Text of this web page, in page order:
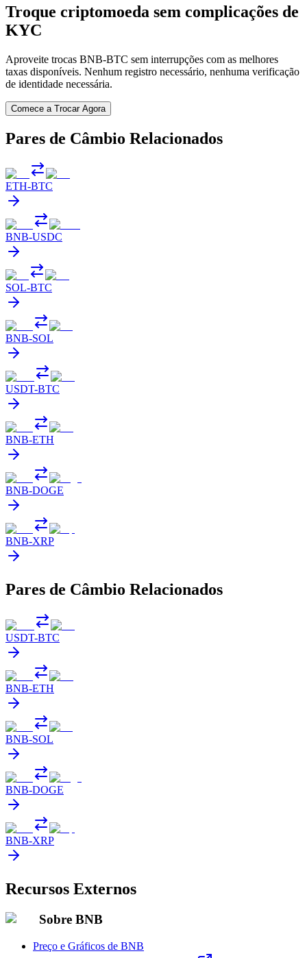
Troque criptomoeda sem complicações de
KYC
Aproveite trocas BNB-BTC sem interrupções com as melhores
taxas disponíveis. Nenhum registro necessário, nenhuma verificação
de identidade necessária.
Comece a Trocar Agora
Pares de Câmbio Relacionados
ETH-BTC
BNB-USDC
SOL-BTC
BNB-SOL
USDT-BTC
BNB-ETH
BNB-DOGE
BNB-XRP
Pares de Câmbio Relacionados
USDT-BTC
BNB-ETH
BNB-SOL
BNB-DOGE
BNB-XRP
Recursos Externos
Sobre BNB
Preço e Gráficos de BNB